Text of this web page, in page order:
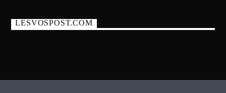
LESVOSPOST.COM